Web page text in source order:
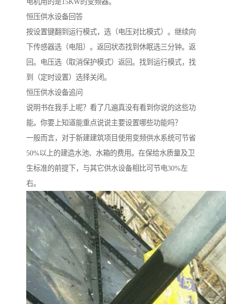
恒压供水设备回答
按设置键翻到运行模式，选（电压对比模式）。继续向
下传感器选（电阻）。返回状态找到休眠选三分钟。返
回。电压选（取消保护模式）返回。找到运行模式，找
到（定时设置）选择关闭。
恒压供水设备追问
说明书在我手上呢？看了几遍真没有看到你说的这些功
能。你要上知道能重点说说主要设置哪些功能吗？
一般而言，对于新建建筑项目使用变频供水系统可节省
50%以上的建造水池、水箱的费用。在保给水质量及卫
生标准的前提下，与其它供水设备相比可节电30%左
右。